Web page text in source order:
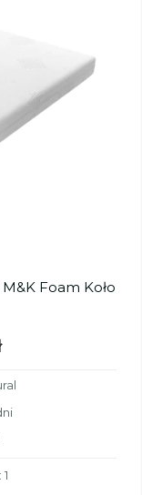
Foam Koło
1